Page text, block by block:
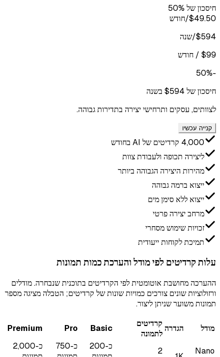
חיסכון של 50%
$49.50/חודש
$594/שנה
$99 / חודש
-50%
חיסכון של $594 בשנה
לצוותים, עסקים ותרחישי יצירה בתדירות גבוהה.
קנייה עכשיו
4,000 קרדיטים של AI בחודש
ליצירה תכופה ולעבודת צוות
מהירות היצירה הגבוהה ביותר
ייצוא ברמה גבוהה
ייצוא ללא סימן מים
מרחב יצירה פרטי
זכויות שימוש מסחרי
תמיכת לקוחות ייעודית
עלות קרדיטים לפי מודל והערכת כמות תמונות
ההערכה מחושבת אוטומטית לפי הקרדיטים בתוכנית שנבחרה. מודלים
ורזולוציות שונים צורכים כמויות שונות של קרדיטים; הטבלה מציגה מספר
תמונות משוער שניתן ליצור.
מודל הגדרה קרדיטים
לתמונה
Basic
Pro
Premium
Nano
2
כ-200
כ-750
כ-2,000